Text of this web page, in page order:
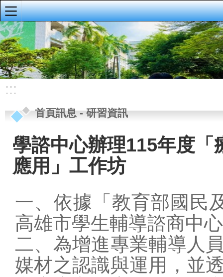
:::
明義首頁
首頁訊息
校園公佈欄
重要公告
研習資訊
校務手冊、行事
曆、導護輪值
會議資料
學校概況
教師專區
:::
首頁訊息-研習資訊
學諮中心辦理115年度
應用」工作坊
一、依據「教育部國民
高雄市學生輔導諮商中
二、為增進專業輔導人
媒材之認識與運用，並